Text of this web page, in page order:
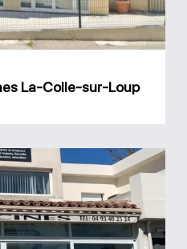
sur-
Loup
La-Colle-sur-Loup
Magasin
Allo
Piscines
Shop